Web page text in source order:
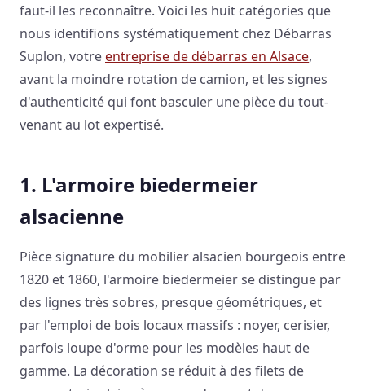
faut-il les reconnaître. Voici les huit catégories que
nous identifions systématiquement chez Débarras
Suplon, votreentreprise de débarras en Alsace,
avant la moindre rotation de camion, et les signes
d'authenticité qui font basculer une pièce du tout-
venant au lot expertisé.
1. L'armoire biedermeier
alsacienne
Pièce signature du mobilier alsacien bourgeois entre
1820 et 1860, l'armoire biedermeier se distingue par
des lignes très sobres, presque géométriques, et
par l'emploi de bois locaux massifs : noyer, cerisier,
parfois loupe d'orme pour les modèles haut de
gamme. La décoration se réduit à des filets de